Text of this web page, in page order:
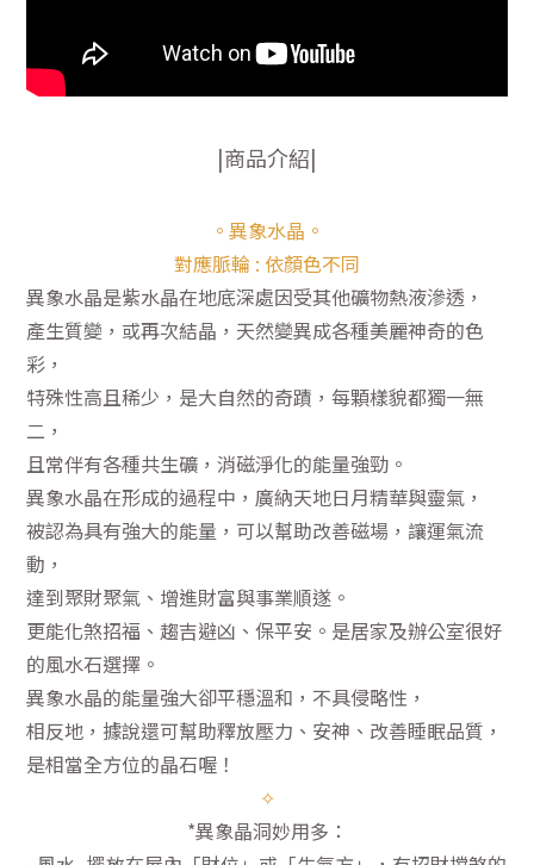
|商品介紹|
。異象水晶。
對應脈輪 : 依顏色不同
異象水晶是紫水晶在地底深處因受其他礦物熱液滲透，
產生質變，或再次結晶，天然變異成各種美麗神奇的色
彩，
特殊性高且稀少，是大自然的奇蹟，每顆樣貌都獨一無
二，
且常伴有各種共生礦，消磁淨化的能量強勁。
異象水晶在形成的過程中，廣納天地日月精華與靈氣，
被認為具有強大的能量，可以幫助改善磁場，讓運氣流
動，
達到聚財聚氣、增進財富與事業順遂。
更能化煞招福、趨吉避凶、保平安。是居家及辦公室很好
的風水石選擇。
異象水晶的能量強大卻平穩溫和，不具侵略性，
相反地，據說還可幫助釋放壓力、安神、改善睡眠品質，
是相當全方位的晶石喔！
✧
*異象晶洞妙用多：